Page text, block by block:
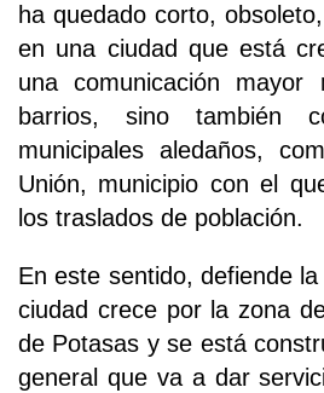
ha quedado corto,
en una ciudad que está
una comunicación
barrios, sino también
municipales aledaños,
Unión, municipio con el
los traslados de población.
En este sentido, defiende
ciudad crece por la zona
de Potasas y se está
general que va a dar